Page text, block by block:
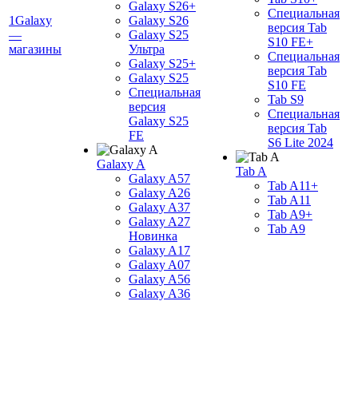
1Galaxy
—
магазины
Galaxy S26+
Galaxy S26
Galaxy S25
Ультра
Galaxy S25+
Galaxy S25
Специальная
версия
Galaxy S25
FE
Galaxy A
Galaxy A57
Galaxy A26
Galaxy A37
Galaxy A27
Новинка
Galaxy A17
Galaxy A07
Galaxy A56
Galaxy A36
Специальная
версия Tab
S10 FE+
Специальная
версия Tab
S10 FE
Tab S9
Специальная
версия Tab
S6 Lite 2024
Tab A
Tab A11+
Tab A11
Tab A9+
Tab A9